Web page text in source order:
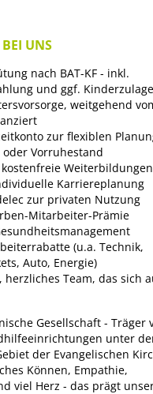
UNS
nach BAT-KF - inkl.
und ggf. Kinderzulage
weitgehend
zur flexiblen
Vorruhestand
Karriereplanung
zur privaten Nutzung
Mitarbeiter-Prämie
(u.a. Technik,
Auto, Energie)
herzliches Team, das sich
Gesellschaft - Träger
unter
der Evangelischen
Können, Empathie,
viel Herz - das prägt